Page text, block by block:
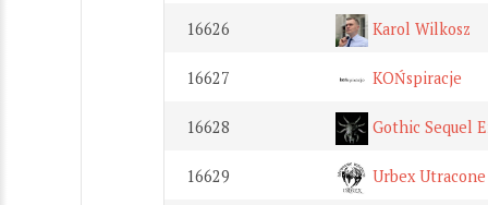
16626 Karol Wilkosz
16627 KOŃspiracje
16628 Gothic Sequel
16629 Urbex